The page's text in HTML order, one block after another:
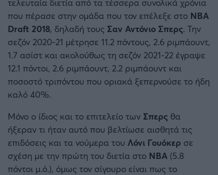
που πέρασε στην ομάδα που τον επέλεξε στο NBA
Draft 2018, δηλαδή τους Σαν Αντόνιο Σπερς. Την
σεζόν 2020-21 μέτρησε 11.2 πόντους, 2.6 ριμπάουντ,
1.7 ασίστ και ακολούθως τη σεζόν 2021-22 έγραψε
12.1 πόντοι, 2.6 ριμπάουντ, 2.2 ριμπάουντ και
ποσοστό τριπόντου που οριακά ξεπερνούσε το ήδη
καλό 40%.
Μόνο ο ίδιος και το επιτελείο των Σπερς θα
ήξεραν τι ήταν αυτό που βελτίωσε αισθητά τις
επιδόσεις και τα νούμερα του Λόνι Γουόκερ σε
σχέση με την πρώτη του διετία στο ΝΒΑ (5.8
πόντοι μ.ό.), όμως τον σίγουρο είναι πως το